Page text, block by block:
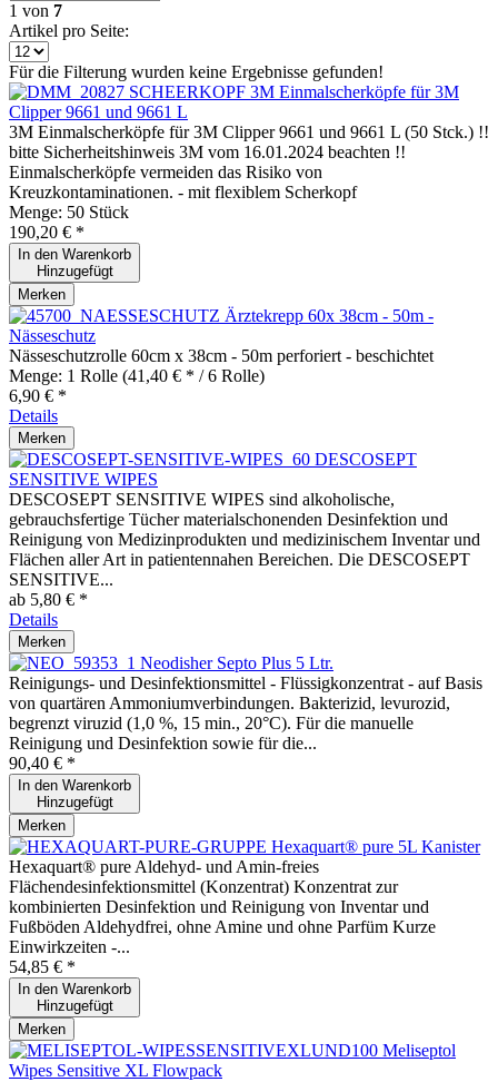
1 von 7
Artikel pro Seite:
Für die Filterung wurden keine Ergebnisse gefunden!
3M Einmalscherköpfe für 3M
Clipper 9661 und 9661 L
3M Einmalscherköpfe für 3M Clipper 9661 und 9661 L (50 Stck.) !!
bitte Sicherheitshinweis 3M vom 16.01.2024 beachten !!
Einmalscherköpfe vermeiden das Risiko von
Kreuzkontaminationen. - mit flexiblem Scherkopf
Menge: 50 Stück
190,20 € *
In den Warenkorb
Hinzugefügt
Merken
Ärztekrepp 60x 38cm - 50m -
Nässeschutz
Nässeschutzrolle 60cm x 38cm - 50m perforiert - beschichtet
Menge: 1 Rolle (41,40 € * / 6 Rolle)
6,90 € *
Details
Merken
DESCOSEPT
SENSITIVE WIPES
DESCOSEPT SENSITIVE WIPES sind alkoholische,
gebrauchsfertige Tücher materialschonenden Desinfektion und
Reinigung von Medizinprodukten und medizinischem Inventar und
Flächen aller Art in patientennahen Bereichen. Die DESCOSEPT
SENSITIVE...
ab 5,80 € *
Details
Merken
Neodisher Septo Plus 5 Ltr.
Reinigungs- und Desinfektionsmittel - Flüssigkonzentrat - auf Basis
von quartären Ammoniumverbindungen. Bakterizid, levurozid,
begrenzt viruzid (1,0 %, 15 min., 20°C). Für die manuelle
Reinigung und Desinfektion sowie für die...
90,40 € *
In den Warenkorb
Hinzugefügt
Merken
Hexaquart® pure 5L Kanister
Hexaquart® pure Aldehyd- und Amin-freies
Flächendesinfektionsmittel (Konzentrat) Konzentrat zur
kombinierten Desinfektion und Reinigung von Inventar und
Fußböden Aldehydfrei, ohne Amine und ohne Parfüm Kurze
Einwirkzeiten -...
54,85 € *
In den Warenkorb
Hinzugefügt
Merken
Meliseptol
Wipes Sensitive XL Flowpack